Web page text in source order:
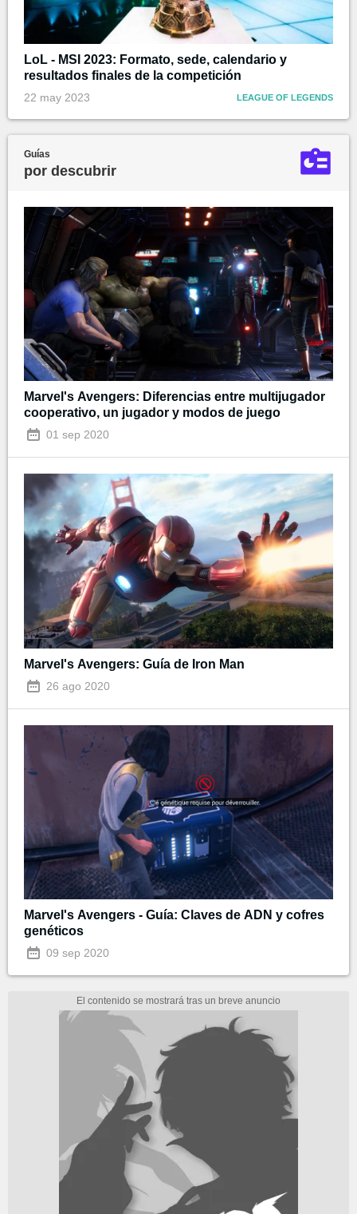
LoL - MSI 2023: Formato, sede, calendario y
resultados finales de la competición
22 may 2023 LEAGUE OF LEGENDS
Guías
por descubrir
Marvel's Avengers: Diferencias entre multijugador
cooperativo, un jugador y modos de juego
01 sep 2020
Marvel's Avengers: Guía de Iron Man
26 ago 2020
Marvel's Avengers - Guía: Claves de ADN y cofres
genéticos
09 sep 2020